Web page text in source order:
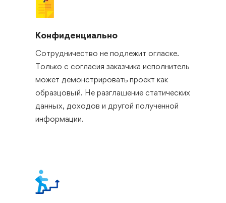
Конфиденциально
Сотрудничество не подлежит огласке.
Только с согласия заказчика исполнитель
может демонстрировать проект как
образцовый. Не разглашение статических
данных, доходов и другой полученной
информации.